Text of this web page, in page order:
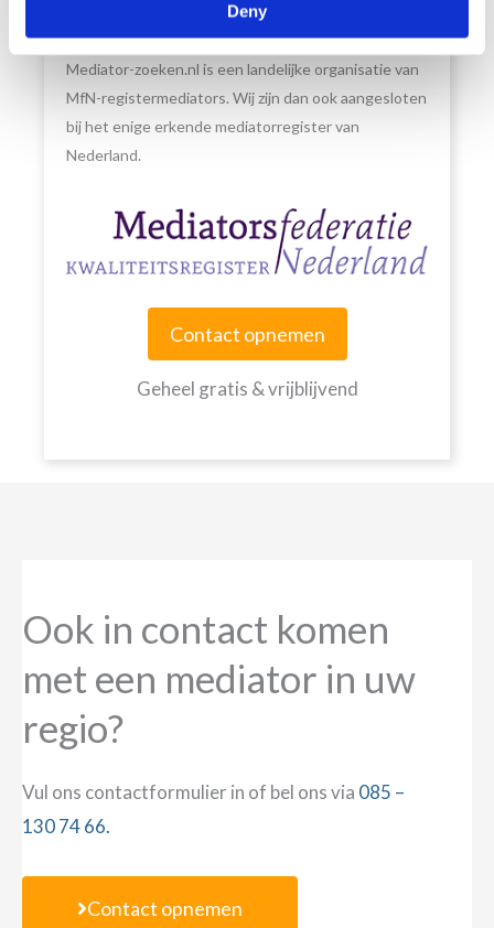
Deny
Subsidie op mediation mogelijk
Mediator-zoeken.nl is een landelijke organisatie van
MfN-registermediators. Wij zijn dan ook aangesloten
bij het enige erkende mediatorregister van
Nederland.
Contact opnemen
Geheel gratis & vrijblijvend
Ook in contact komen
met een mediator in uw
regio?
Vul ons contactformulier in of bel ons via 085 –
130 74 66.
Contact opnemen